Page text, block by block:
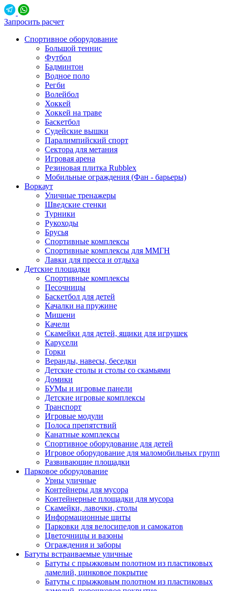
Запросить расчет
Спортивное оборудование
Большой теннис
Футбол
Бадминтон
Водное поло
Регби
Волейбол
Хоккей
Хоккей на траве
Баскетбол
Судейские вышки
Паралимпийский спорт
Сектора для метания
Игровая арена
Резиновая плитка Rubblex
Мобильные ограждения (Фан - барьеры)
Воркаут
Уличные тренажеры
Шведские стенки
Турники
Рукоходы
Брусья
Спортивные комплексы
Спортивные комплексы для ММГН
Лавки для пресса и отдыха
Детские площадки
Спортивные комплексы
Песочницы
Баскетбол для детей
Качалки на пружине
Мишени
Качели
Скамейки для детей, ящики для игрушек
Карусели
Горки
Веранды, навесы, беседки
Детские столы и столы со скамьями
Домики
БУМы и игровые панели
Детские игровые комплексы
Транспорт
Игровые модули
Полоса препятствий
Канатные комплексы
Спортивное оборудование для детей
Игровое оборудование для маломобильных групп
Развивающие площадки
Парковое оборудование
Урны уличные
Контейнеры для мусора
Контейнерные площадки для мусора
Скамейки, лавочки, столы
Информационные щиты
Парковки для велосипедов и самокатов
Цветочницы и вазоны
Ограждения и заборы
Батуты встраиваемые уличные
Батуты с прыжковым полотном из пластиковых
ламелий, цинковое покрытие
Батуты с прыжковым полотном из пластиковых